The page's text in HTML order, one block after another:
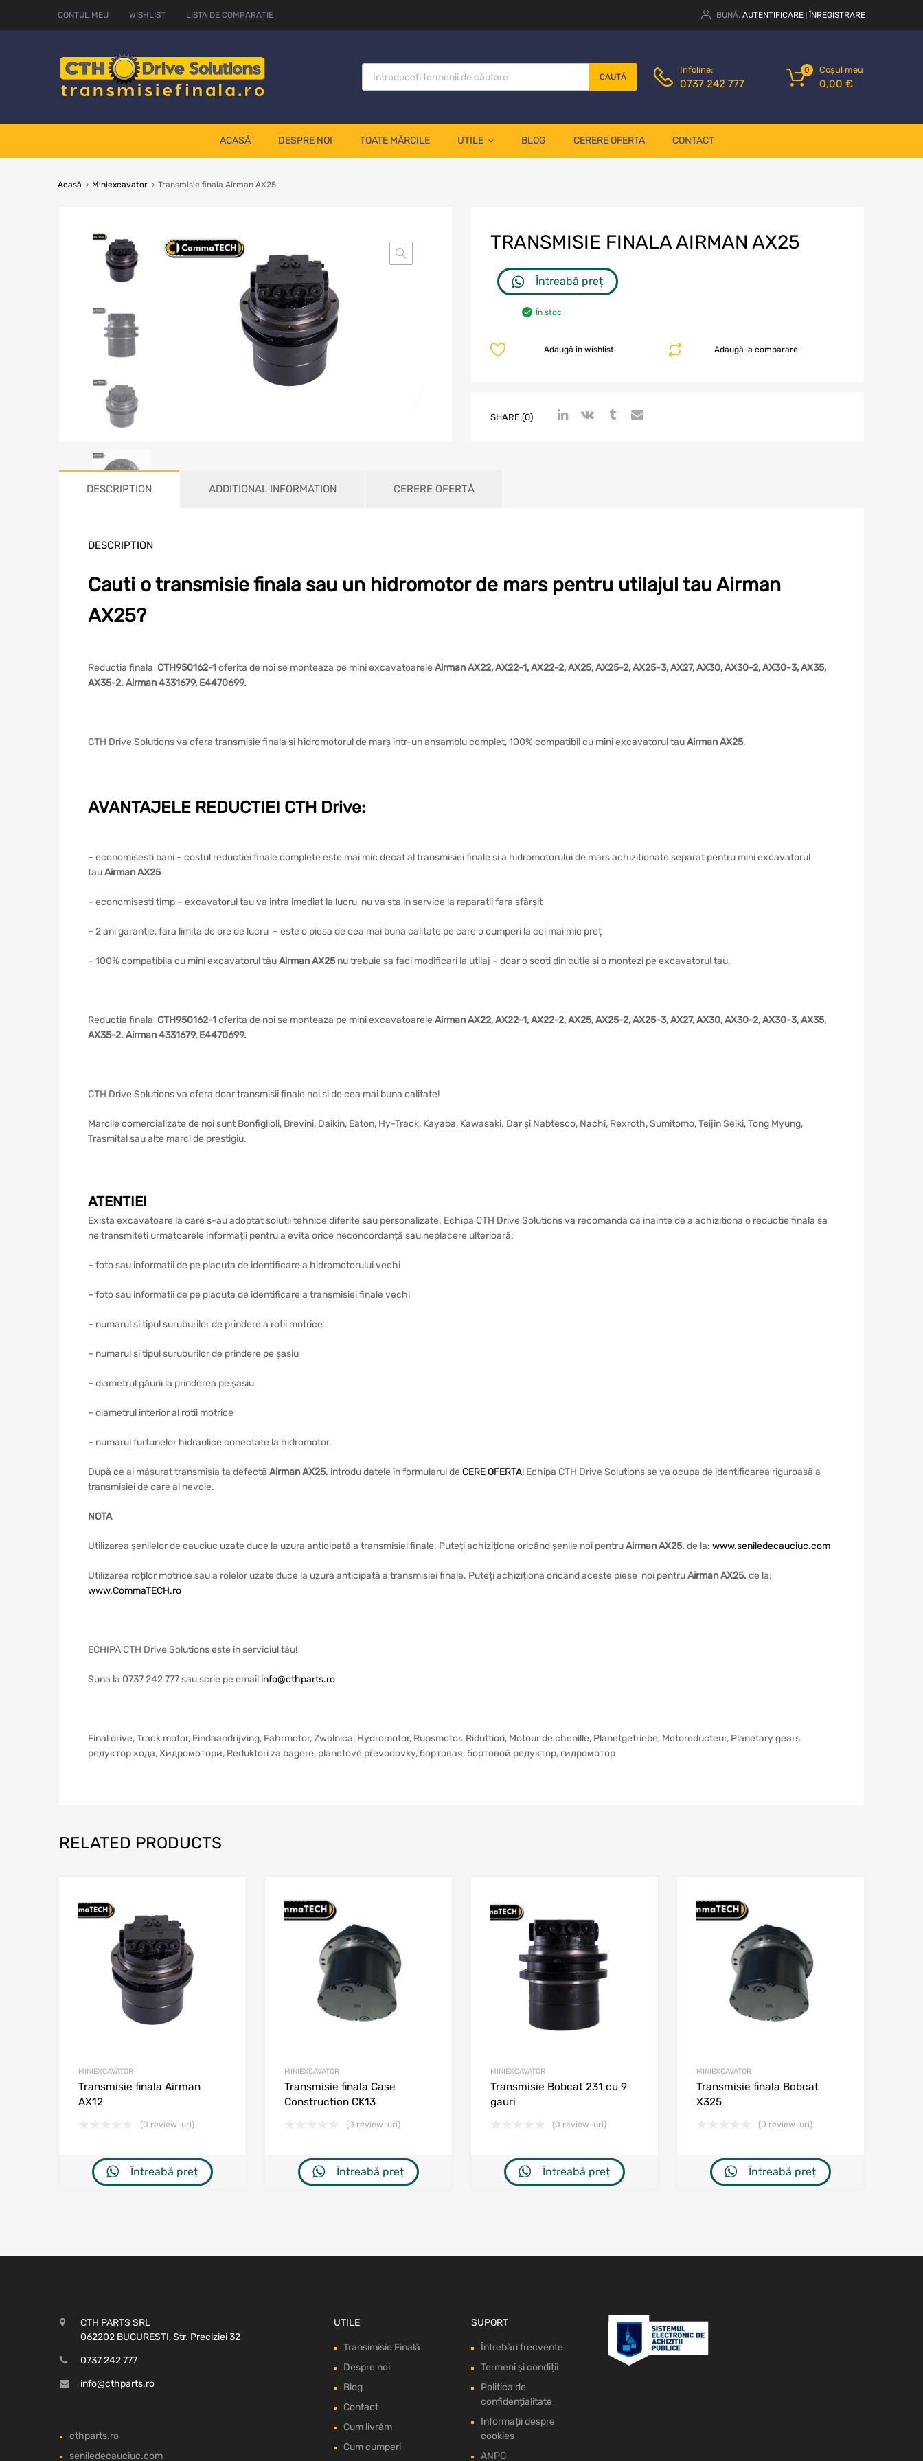
CONTUL MEU WISHLIST LISTA DE COMPARAȚIE BUNĂ. AUTENTIFICARE ÎNREGISTRARE
CAUTĂ
Infoline:
0737 242 777
Coșul meu
0,00 €
0
ACASĂ DESPRE NOI TOATE MĂRCILE UTILE BLOG CERERE OFERTA CONTACT
Acasă Miniexcavator Transmisie finala Airman AX25
TRANSMISIE FINALA AIRMAN AX25
Întreabă preț
În stoc
Adaugă la comparare
Adaugă în wishlist
SHARE (0)
DESCRIPTION ADDITIONAL INFORMATION CERERE OFERTĂ
DESCRIPTION
Cauti o transmisie finala sau un hidromotor de mars pentru utilajul tau Airman
AX25?
Reductia finala CTH950162-1oferita de noi se monteaza pe mini excavatoarele Airman AX22, AX22-1, AX22-2, AX25, AX25-2, AX25-3, AX27, AX30, AX30-2, AX30-3, AX35,
AX35-2. Airman 4331679, E4470699.
CTH Drive Solutions va ofera transmisie finala si hidromotorul de marș intr-un ansamblu complet, 100% compatibil cu mini excavatorul tauAirman AX25.
AVANTAJELE REDUCTIEI CTH Drive:
– economisesti bani – costul reductiei finale complete este mai mic decat al transmisiei finale si a hidromotorului de mars achizitionate separat pentru mini excavatorul
tauAirman AX25
– economisesti timp – excavatorul tau va intra imediat la lucru, nu va sta in service la reparatii fara sfârșit
– 2 ani garantie, fara limita de ore de lucru – este o piesa de cea mai buna calitate pe care o cumperi la cel mai mic preț
– 100% compatibila cu mini excavatorul tăuAirman AX25nu trebuie sa faci modificari la utilaj – doar o scoti din cutie si o montezi pe excavatorul tau.
Reductia finala CTH950162-1oferita de noi se monteaza pe mini excavatoarele Airman AX22, AX22-1, AX22-2, AX25, AX25-2, AX25-3, AX27, AX30, AX30-2, AX30-3, AX35,
AX35-2. Airman 4331679, E4470699.
CTH Drive Solutions va ofera doar transmisii finale noi si de cea mai buna calitate!
Marcile comercializate de noi sunt Bonfiglioli, Brevini, Daikin, Eaton, Hy-Track, Kayaba, Kawasaki. Dar și Nabtesco, Nachi, Rexroth, Sumitomo, Teijin Seiki, Tong Myung,
Trasmital sau alte marci de prestigiu.
ATENTIE!
Exista excavatoare la care s-au adoptat solutii tehnice diferite sau personalizate. Echipa CTH Drive Solutions va recomanda ca inainte de a achizitiona o reductie finala sa
ne transmiteti urmatoarele informații pentru a evita orice neconcordanță sau neplacere ulterioară:
– foto sau informatii de pe placuta de identificare a hidromotorului vechi
– foto sau informatii de pe placuta de identificare a transmisiei finale vechi
– numarul si tipul suruburilor de prindere a rotii motrice
– numarul si tipul suruburilor de prindere pe șasiu
– diametrul găurii la prinderea pe șasiu
– diametrul interior al rotii motrice
– numarul furtunelor hidraulice conectate la hidromotor.
După ce ai măsurat transmisia ta defectă Airman AX25. introdu datele în formularul de CERE OFERTA! Echipa CTH Drive Solutions se va ocupa de identificarea riguroasă a
transmisiei de care ai nevoie.
NOTA
Utilizarea șenilelor de cauciuc uzate duce la uzura anticipată a transmisiei finale. Puteți achiziționa oricând șenile noi pentruAirman AX25. de la: www.seniledecauciuc.com
Utilizarea roților motrice sau a rolelor uzate duce la uzura anticipată a transmisiei finale. Puteți achiziționa oricând aceste piese noi pentruAirman AX25. de la:
www.CommaTECH.ro
ECHIPA CTH Drive Solutions este in serviciul tău!
Suna la 0737 242 777 sau scrie pe email info@cthparts.ro
Final drive, Track motor, Eindaandrijving, Fahrmotor, Zwolnica, Hydromotor, Rupsmotor. Riduttiori, Motour de chenille, Planetgetriebe, Motoreducteur, Planetary gears.
редуктор xoдa, Хидромотори, Reduktori za bagere, planetové převodovky, бортовая, бортовой редуктор, гидромотор
RELATED PRODUCTS
Adaugă în wishlist
MINIEXCAVATOR
Transmisie finala Airman
AX12
(0 review-uri)
Întreabă preț
MINIEXCAVATOR
Transmisie finala Case
Construction CK13
(0 review-uri)
Întreabă preț
Adaugă în wishlist
MINIEXCAVATOR
Transmisie Bobcat 231 cu 9
gauri
(0 review-uri)
Întreabă preț
MINIEXCAVATOR
Transmisie finala Bobcat
X325
(0 review-uri)
Întreabă preț
CTH PARTS SRL
062202 BUCURESTI, Str. Preciziei 32
0737 242 777
info@cthparts.ro
cthparts.ro
seniledecauciuc.com
UTILE
Transimisie Finală
Despre noi
Blog
Contact
Cum livrăm
Cum cumperi
SUPORT
Întrebări frecvente
Termeni și condiții
Politica de
confidențialitate
Informații despre
cookies
ANPC